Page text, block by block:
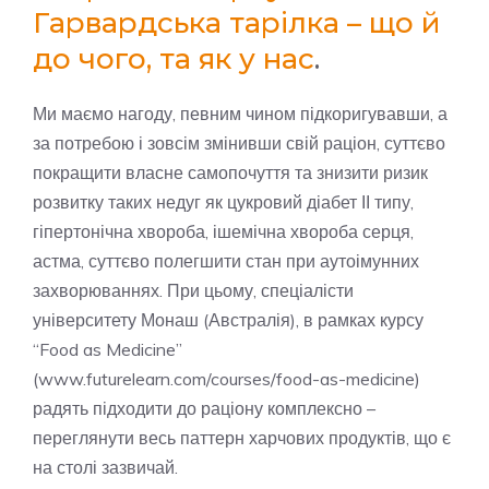
Гарвардська тарілка – що й
до чого, та як у нас.
Ми маємо нагоду, певним чином підкоригувавши, а
за потребою і зовсім змінивши свій раціон, суттєво
покращити власне самопочуття та знизити ризик
розвитку таких недуг як цукровий діабет ІІ типу,
гіпертонічна хвороба, ішемічна хвороба серця,
астма, суттєво полегшити стан при аутоімунних
захворюваннях. При цьому, спеціалісти
університету Монаш (Австралія), в рамках курсу
“Food as Medicine”
(www.futurelearn.com/courses/food-as-medicine)
радять підходити до раціону комплексно –
переглянути весь паттерн харчових продуктів, що є
на столі зазвичай.